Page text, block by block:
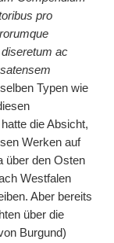
pro
ac
Typen wie
hatte die Absicht,
Werken auf
über den Osten
Westfalen
Aber bereits
über die
Burgund)